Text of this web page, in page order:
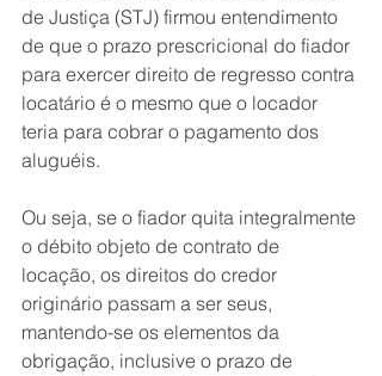
de Justiça (STJ) firmou entendimento
de que o prazo prescricional do fiador
para exercer direito de regresso contra
locatário é o mesmo que o locador
teria para cobrar o pagamento dos
aluguéis.
Ou seja, se o fiador quita integralmente
o débito objeto de contrato de
locação, os direitos do credor
originário passam a ser seus,
mantendo-se os elementos da
obrigação, inclusive o prazo de